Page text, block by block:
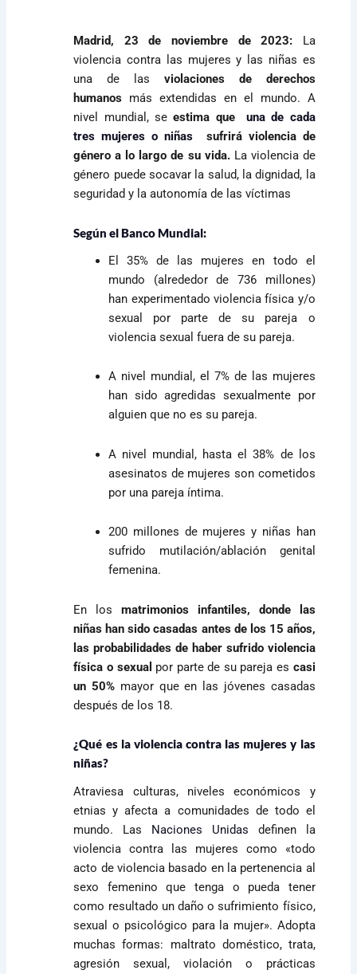
Madrid, 23 de noviembre de 2023:
La
violencia contra las mujeres y las niñas es
una de las
violaciones de derechos
humanos más extendidas en el mundo. A
nivel mundial, seestima que
una de cada
tres mujeres o niñas
sufrirá violencia de
género a lo largo de su vida. La violencia de
género puede socavar la salud, la dignidad, la
seguridad y la autonomía de las víctimas
Según el Banco Mundial:
El 35% de las mujeres en todo el
mundo (alrededor de 736 millones)
han experimentado violencia física y/o
sexual por parte de su pareja o
violencia sexual fuera de su pareja.
A nivel mundial, el 7% de las mujeres
han sido agredidas sexualmente por
alguien que no es su pareja.
A nivel mundial, hasta el 38% de los
asesinatos de mujeres son cometidos
por una pareja íntima.
200 millones de mujeres y niñas han
sufrido mutilación/ablación genital
femenina.
En los
matrimonios infantiles, donde las
niñas han sido casadas antes de los 15 años,
las probabilidades de haber sufrido violencia
física o sexual por parte de su pareja es casi
un 50% mayor que en las jóvenes casadas
después de los 18.
¿Qué es la violencia contra las mujeres y las
niñas?
Atraviesa culturas, niveles económicos y
etnias y afecta a comunidades de todo el
mundo. Las
Naciones Unidas definen la
violencia contra las mujeres como «todo
acto de violencia basado en la pertenencia al
sexo femenino que tenga o pueda tener
como resultado un daño o sufrimiento físico,
sexual o psicológico para la mujer». Adopta
muchas formas: maltrato doméstico, trata,
agresión sexual, violación o prácticas